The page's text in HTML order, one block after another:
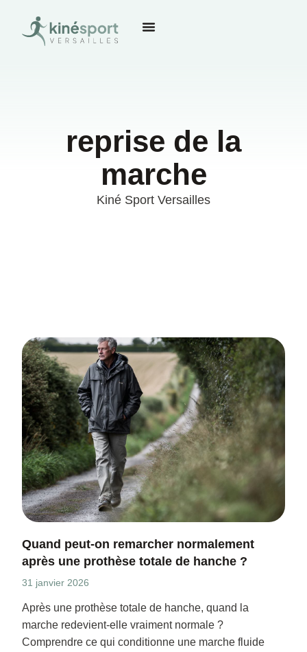
reprise de la
marche
Kiné Sport Versailles
Quand peut-on remarcher normalement
après une prothèse totale de hanche ?
31 janvier 2026
Après une prothèse totale de hanche, quand la
marche redevient-elle vraiment normale ?
Comprendre ce qui conditionne une marche fluide